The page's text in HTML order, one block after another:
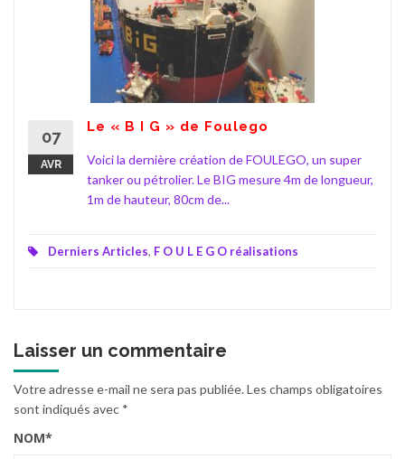
07
AVR
Le « B I G » de Foulego
Voici la dernière création de FOULEGO, un super
tanker ou pétrolier. Le BIG mesure 4m de longueur,
1m de hauteur, 80cm de...
Derniers Articles, F O U L E G O réalisations
Laisser un commentaire
Votre adresse e-mail ne sera pas publiée.Les champs obligatoires
sont indiqués avec *
NOM*